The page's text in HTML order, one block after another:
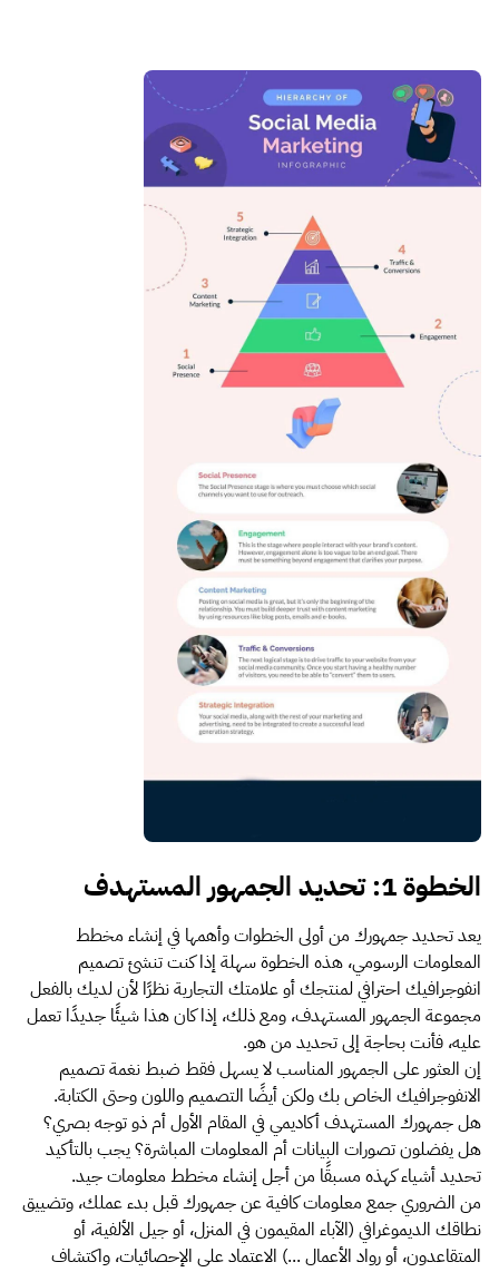
الخطوة 1: تحديد الجمهور المستهدف
يعد تحديد جمهورك من أولى الخطوات وأهمها في إنشاء مخطط
المعلومات الرسومي، هذه الخطوة سهلة إذا كنت تنشئ تصميم
انفوجرافيك احترافي لمنتجك أو علامتك التجارية نظرًا لأن لديك بالفعل
مجموعة الجمهور المستهدف، ومع ذلك، إذا كان هذا شيئًا جديدًا تعمل
عليه، فأنت بحاجة إلى تحديد من هو.
إن العثور على الجمهور المناسب لا يسهل فقط ضبط نغمة تصميم
الانفوجرافيك الخاص بك ولكن أيضًا التصميم واللون وحتى الكتابة.
هل جمهورك المستهدف أكاديمي في المقام الأول أم ذو توجه بصري؟
هل يفضلون تصورات البيانات أم المعلومات المباشرة؟ يجب بالتأكيد
تحديد أشياء كهذه مسبقًا من أجل إنشاء مخطط معلومات جيد.
من الضروري جمع معلومات كافية عن جمهورك قبل بدء عملك، وتضييق
نطاقك الديموغرافي (الآباء المقيمون في المنزل، أو جيل الألفية، أو
المتقاعدون، أو رواد الأعمال ...) الاعتماد على الإحصائيات، واكتشاف